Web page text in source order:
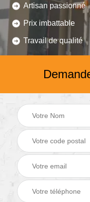
Artisan passionné
Prix imbattable
Travail de qualité